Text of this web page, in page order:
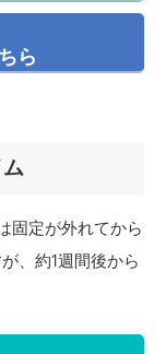
ら
固定が外れてから
、約1週間後から